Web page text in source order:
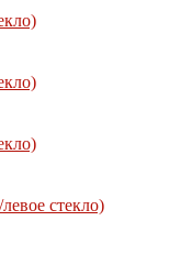
стекло)